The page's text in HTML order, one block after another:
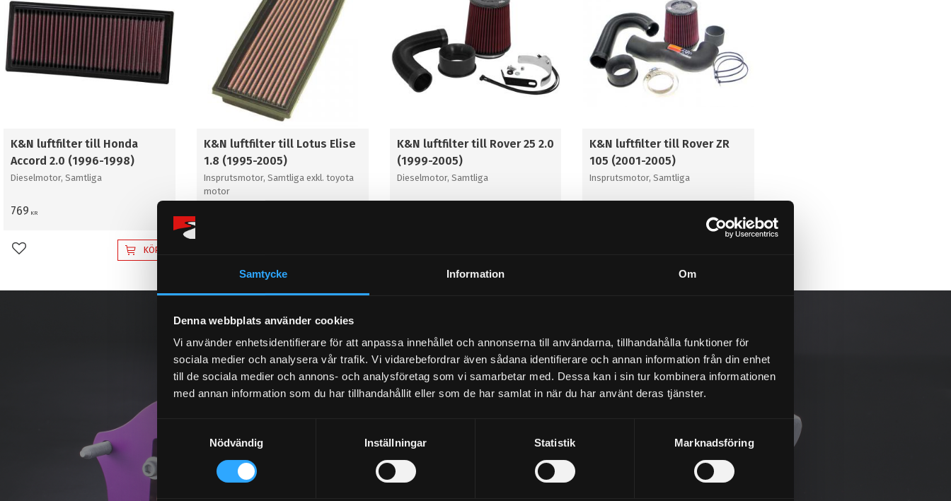
Samtycke Information Om
Denna webbplats använder cookies
Vi använder enhetsidentifierare för att anpassa innehållet och annonserna till användarna, tillhandahålla funktioner för
sociala medier och analysera vår trafik. Vi vidarebefordrar även sådana identifierare och annan information från din enhet
till de sociala medier och annons- och analysföretag som vi samarbetar med. Dessa kan i sin tur kombinera informationen
med annan information som du har tillhandahållit eller som de har samlat in när du har använt deras tjänster.
m
t
Nödvändig Inställningar Statistik Marknadsföring
K&N luftfilter till Honda
Accord 2.0 (1996-1998)
Dieselmotor, Samtliga
769 KR
Lägg till i favoriter KÖP
K&N luftfilter till Lotus Elise
1.8 (1995-2005)
Insprutsmotor, Samtliga exkl. toyota
motor
K&N luftfilter till Rover 25 2.0
(1999-2005)
Dieselmotor, Samtliga
K&N luftfilter till Rover ZR
105 (2001-2005)
Insprutsmotor, Samtliga
NYHETSBREV
PRENUMERERA